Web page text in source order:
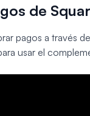
de
pagos a través
usar el